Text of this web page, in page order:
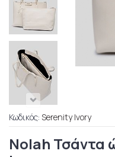
Κωδικός: Serenity Ivory
Nolah Τσάντα